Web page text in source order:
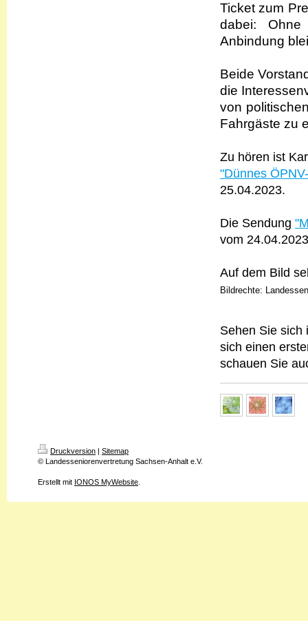
Ticket zum
dabei: Ohne
Anbindung
Beide
die
von
Fahrgäste zu
Zu hören ist
"Dünnes
25.04.2023.
Die Sendung
vom
Auf dem Bild
Bildrechte:
Sehen Sie sich
sich einen
schauen Sie
Druckversion | Sitemap
© Landesseniorenvertretung Sachsen-Anhalt e.V.
Erstellt mit IONOS MyWebsite